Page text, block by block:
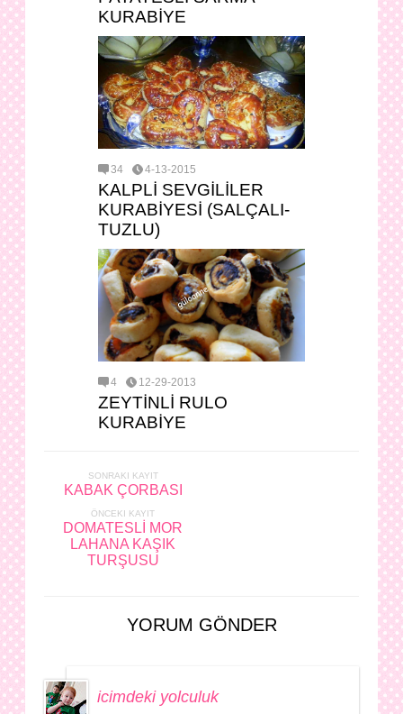
KURABİYE
34 4-13-2015
KALPLİ SEVGİLİLER
KURABİYESİ (SALÇALI-
TUZLU)
4 12-29-2013
ZEYTİNLİ RULO
KURABİYE
SONRAKI KAYIT
KABAK ÇORBASI
ÖNCEKI KAYIT
DOMATESLİ MOR
LAHANA KAŞIK
TURŞUSU
YORUM GÖNDER
icimdeki yolculuk